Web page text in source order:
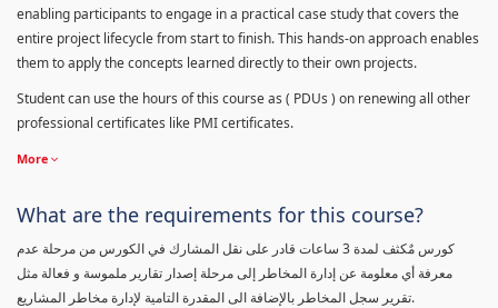
enabling participants to engage in a practical case study that covers the
entire project lifecycle from start to finish. This hands-on approach enables
them to apply the concepts learned directly to their own projects.
Student can use the hours of this course as ( PDUs ) on renewing all other
professional certificates like PMI certificates.
More
What are the requirements for this course?
كورس مٌكثف لمدة 3 ساعات قادر على نقل المشارك في الكورس من مرحلة عدم
معرفة أي معلومة عن إدارة المخاطر إلى مرحلة إصدار تقارير ملموسة و فعالة مثل
تقرير سجل المخاطر بالإضافة الى المقدرة التامية لإدارة مخاطر المشاريع.